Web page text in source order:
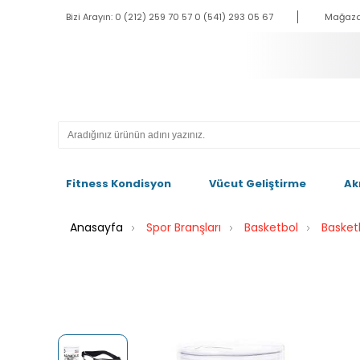
Bizi Arayın: 0 (212) 259 70 57 0 (541) 293 05 67
Fitness Kondisyon Vücut Geliştirme
Anasayfa Spor Branşları Basketbol